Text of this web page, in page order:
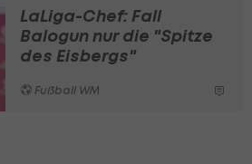
LaLiga-Chef: Fall
Balogun nur die "Spitze
des Eisbergs"
Fußball WM